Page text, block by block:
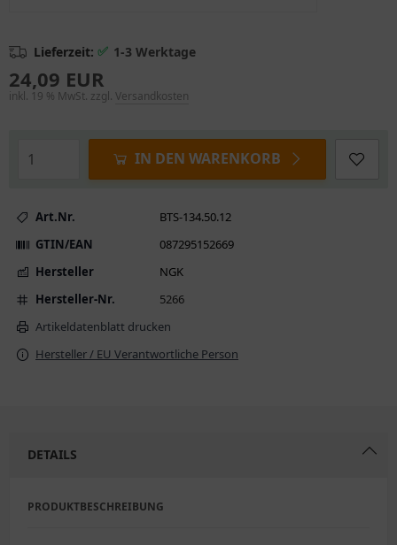
Lieferzeit: ✅ 1-3 Werktage
24,09 EUR
inkl. 19 % MwSt. zzgl. Versandkosten
IN DEN WARENKORB
Art.Nr.
BTS-134.50.12
GTIN/EAN
087295152669
Hersteller
NGK
Hersteller-Nr.
5266
Artikeldatenblatt drucken
Hersteller / EU Verantwortliche Person
DETAILS
PRODUKTBESCHREIBUNG